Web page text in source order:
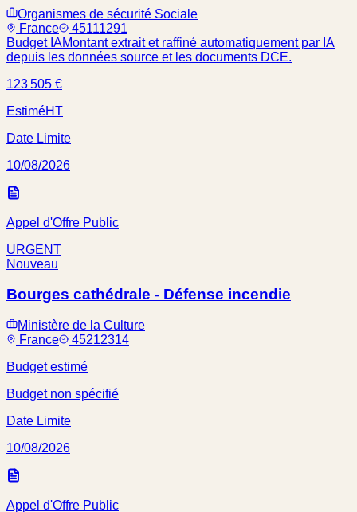
Organismes de sécurité Sociale
France
45111291
Budget IAMontant extrait et raffiné automatiquement par IA
depuis les données source et les documents DCE.
123 505 €
EstiméHT
Date Limite
10/08/2026
Appel d'Offre Public
URGENT
Nouveau
Bourges cathédrale - Défense incendie
Ministère de la Culture
France
45212314
Budget estimé
Budget non spécifié
Date Limite
10/08/2026
Appel d'Offre Public